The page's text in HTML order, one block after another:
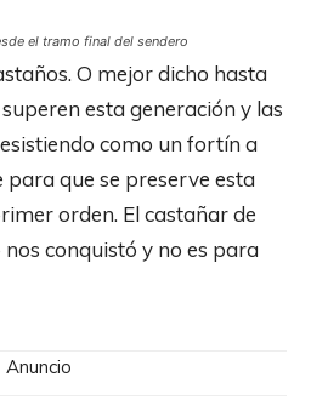
el tramo final del sendero
O mejor dicho hasta
esta generación y las
como un fortín a
que se preserve esta
orden. El castañar de
conquistó y no es para
Anuncio